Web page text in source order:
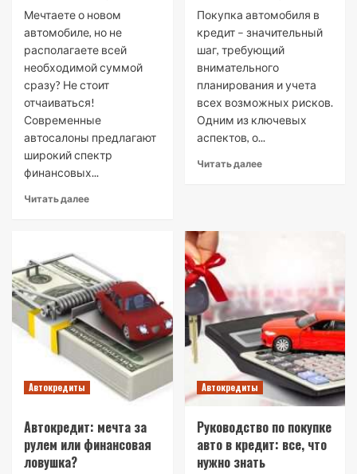
Мечтаете о новом
автомобиле, но не
располагаете всей
необходимой суммой
сразу? Не стоит
отчаиваться!
Современные
автосалоны предлагают
широкий спектр
финансовых...
Читать далее
Покупка автомобиля в
кредит – значительный
шаг, требующий
внимательного
планирования и учета
всех возможных рисков.
Одним из ключевых
аспектов, о...
Читать далее
Автокредиты
Автокредит: мечта за
рулем или финансовая
ловушка?
Автокредиты
Руководство по покупке
авто в кредит: все, что
нужно знать